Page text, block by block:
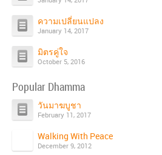
ความเปลี่ยนแปลง
January 14, 2017
มิตรคู่ใจ
October 5, 2016
Popular Dhamma
วันมาฆบูชา
February 11, 2017
Walking With Peace
December 9, 2012